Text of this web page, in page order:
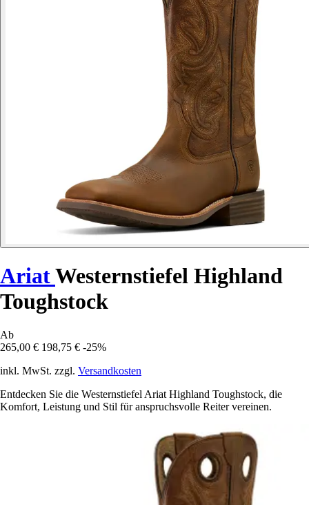
AriatWesternstiefel Highland
Toughstock
Ab
265,00 € 198,75 € -25%
inkl. MwSt. zzgl. Versandkosten
Entdecken Sie die Westernstiefel Ariat Highland Toughstock, die
Komfort, Leistung und Stil für anspruchsvolle Reiter vereinen.